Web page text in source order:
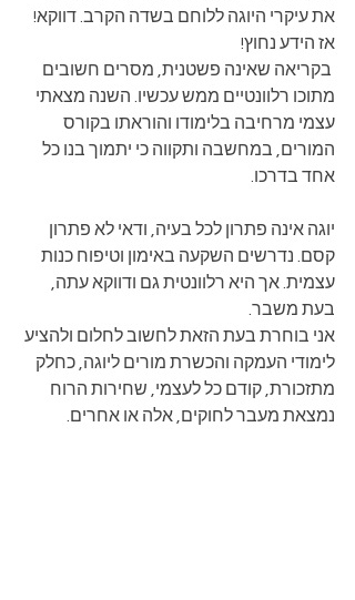
את עיקרי היוגה ללוחם בשדה הקרב. דווקא!
אז הידע נחוץ!
בקריאה שאינה פשטנית, מסרים חשובים
מתוכו רלוונטיים ממש עכשיו. השנה מצאתי
עצמי מרחיבה בלימודו והוראתו בקורס
המורים, במחשבה ותקווה כי יתמוך בנו כל
אחד בדרכו.
יוגה אינה פתרון לכל בעיה, ודאי לא פתרון
קסם. נדרשים השקעה באימון וטיפוח כנות
עצמית. אך היא רלוונטית גם ודווקא עתה,
בעת משבר.
אני בוחרת בעת הזאת לחשוב לחלום ולהציע
לימודי העמקה והכשרת מורים ליוגה, כחלק
מתזכורת, קודם כל לעצמי, שחירות הרוח
נמצאת מעבר לחוקים, אלה או אחרים.